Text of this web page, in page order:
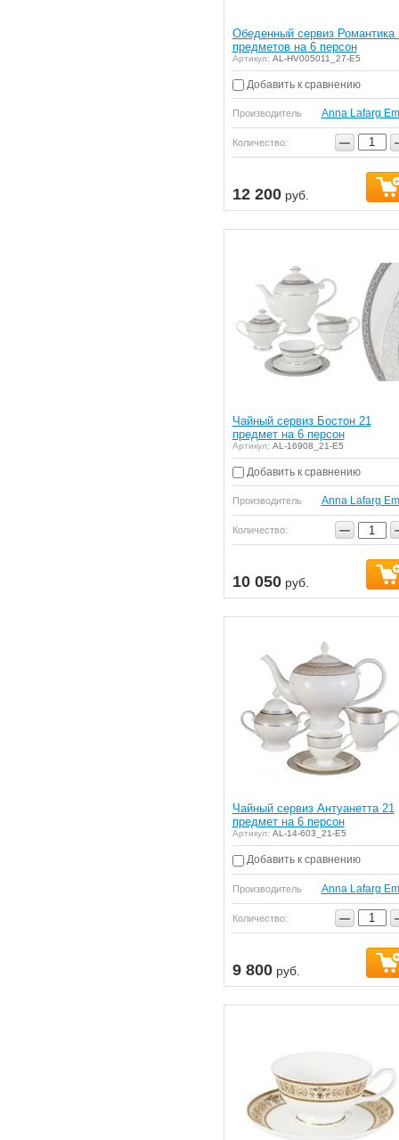
Обеденный сервиз Романтика
предметов на 6 персон
Артикул: AL-HV005011_27-E5
Добавить к сравнению
Производитель Anna Lafarg
Количество: −
12 200руб.
Чайный сервиз Бостон 21
предмет на 6 персон
Артикул: AL-16908_21-E5
Добавить к сравнению
Производитель Anna Lafarg
Количество: −
10 050руб.
Чайный сервиз Антуанетта 21
предмет на 6 персон
Артикул: AL-14-603_21-E5
Добавить к сравнению
Производитель Anna Lafarg
Количество: −
9 800руб.